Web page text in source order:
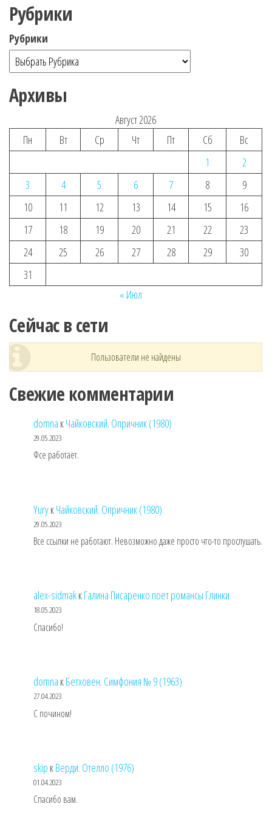
Рубрики
Рубрики
Архивы
Август 2026
Пн
Вт Ср Чт Пт Сб
Вс
1
2
3
4 5 6 7 8
9
10
11 12 13 14 15
16
17
18 19 20 21 22
23
24
25 26 27 28 29
30
31
« Июл
Сейчас в сети
Пользователи не найдены
Свежие комментарии
domna кЧайковский. Опричник (1980)
29.05.2023
Фсе работает.
YuryкЧайковский. Опричник (1980)
29.05.2023
Все ссылки не работают. Невозможно даже просто что-то прослушать.
alex-sidmakкГалина Писаренко поет романсы Глинки
18.05.2023
Спасибо!
domna кБетховен. Симфония № 9 (1963)
27.04.2023
С почином!
skip кВерди. Отелло (1976)
01.04.2023
Спасибо вам.